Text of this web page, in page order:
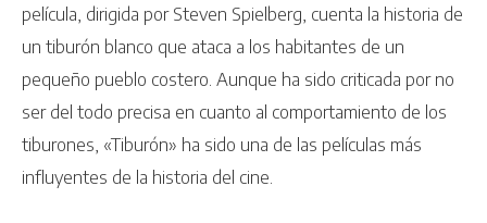
película, dirigida por Steven Spielberg, cuenta la historia de
un tiburón blanco que ataca a los habitantes de un
pequeño pueblo costero. Aunque ha sido criticada por no
ser del todo precisa en cuanto al comportamiento de los
tiburones, «Tiburón» ha sido una de las películas más
influyentes de la historia del cine.